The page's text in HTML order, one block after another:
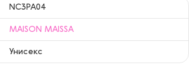
NC3PA04
MAISON MAISSA
Унисекс